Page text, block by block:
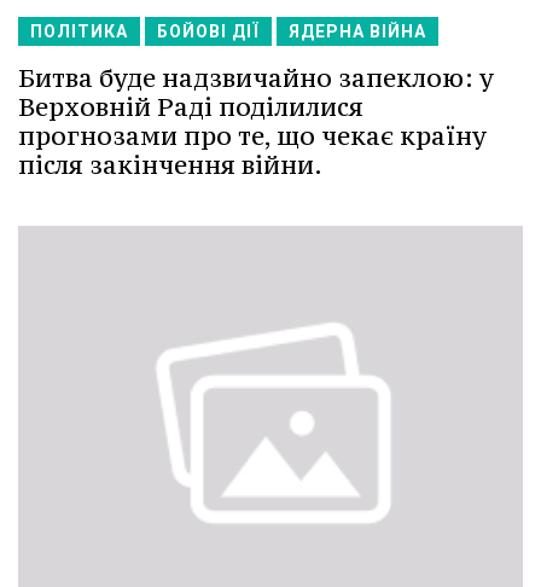
ПОЛІТИКА БОЙОВІ ДІЇ ЯДЕРНА ВІЙНА
Битва буде надзвичайно запеклою: у
Верховній Раді поділилися
прогнозами про те, що чекає країну
після закінчення війни.